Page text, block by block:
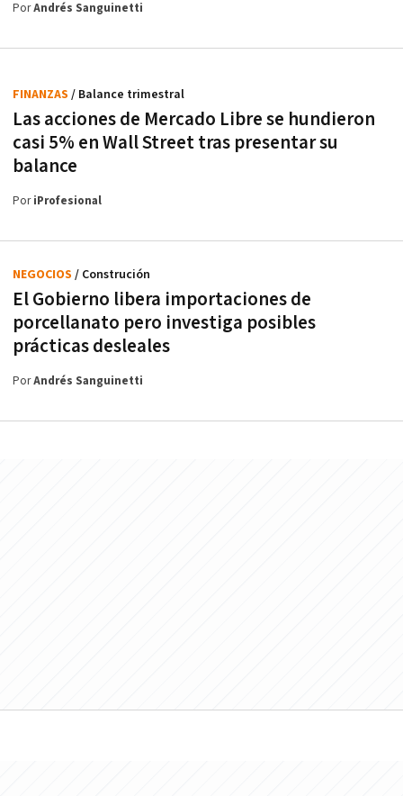
PorAndrés Sanguinetti
Las acciones de Mercado Libre se hundieron
casi 5% en Wall Street tras presentar su
balance
FINANZAS / Balance trimestral
PoriProfesional
El Gobierno libera importaciones de
porcellanato pero investiga posibles
prácticas desleales
NEGOCIOS / Construción
PorAndrés Sanguinetti